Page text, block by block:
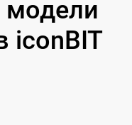
iconBIT